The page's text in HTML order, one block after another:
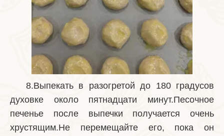
8.Выпекать в разогретой до 180 градусов
духовке около пятнадцати минут.Песочное
печенье после выпечки получается очень
хрустящим.Не перемещайте его, пока он